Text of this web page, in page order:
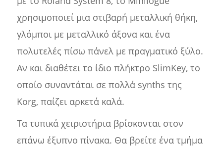
χρησιμοποιεί μια στιβαρή μεταλλική θήκη,
γλόμποι με μεταλλικό άξονα και ένα
πολυτελές πίσω πάνελ με πραγματικό ξύλο.
Αν και διαθέτει το ίδιο πλήκτρο SlimKey, το
οποίο συναντάται σε πολλά synths της
Korg, παίζει αρκετά καλά.
Τα τυπικά χειριστήρια βρίσκονται στον
επάνω έξυπνο πίνακα. Θα βρείτε ένα τμήμα